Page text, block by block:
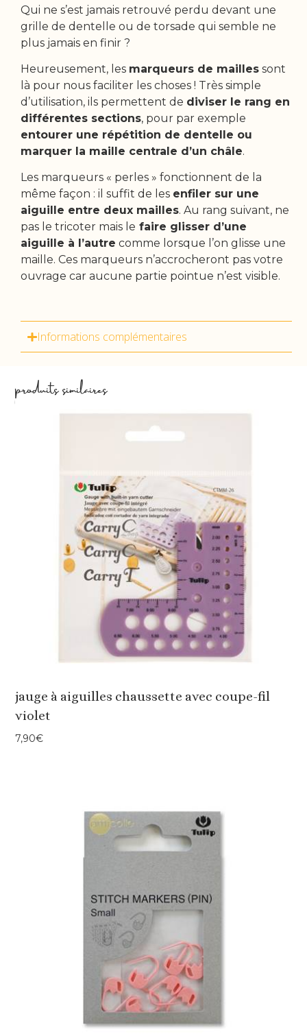
Qui ne s’est jamais retrouvé perdu devant une
grille de dentelle ou de torsade qui semble ne
plus jamais en finir ?
Heureusement, les marqueurs de mailles sont
là pour nous faciliter les choses ! Très simple
d’utilisation, ils permettent de diviser le rang en
différentes sections, pour par exemple
entourer une répétition de dentelle ou
marquer la maille centrale d’un châle.
Les marqueurs « perles » fonctionnent de la
même façon : il suffit de les enfiler sur une
aiguille entre deux mailles. Au rang suivant, ne
pas le tricoter mais le faire glisser d’une
aiguille à l’autre comme lorsque l’on glisse une
maille. Ces marqueurs n’accrocheront pas votre
ouvrage car aucune partie pointue n’est visible.
Informations complémentaires
produits similaires
jauge à aiguilles chaussette avec coupe-fil
violet
7,90€